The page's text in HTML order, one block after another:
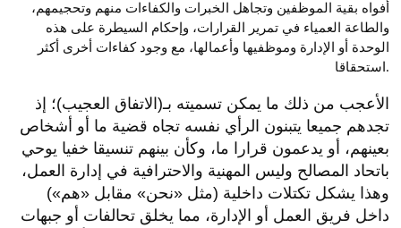
أفواه بقية الموظفين وتجاهل الخبرات والكفاءات منهم وتحجيمهم،
والطاعة العمياء في تمرير القرارات، وإحكام السيطرة على هذه
الوحدة أو الإدارة وموظفيها وأعمالها، مع وجود كفاءات أخرى أكثر
استحقاقا.
الأعجب من ذلك ما يمكن تسميته بـ(الاتفاق العجيب)؛ إذ
تجدهم جميعا يتبنون الرأي نفسه تجاه قضية ما أو أشخاص
بعينهم، أو يدعمون قرارا ما، وكأن بينهم تنسيقا خفيا يوحي
باتحاد المصالح وليس المهنية والاحترافية في إدارة العمل،
وهذا يشكل تكتلات داخلية (مثل «نحن» مقابل «هم»)
داخل فريق العمل أو الإدارة، مما يخلق تحالفات أو جبهات